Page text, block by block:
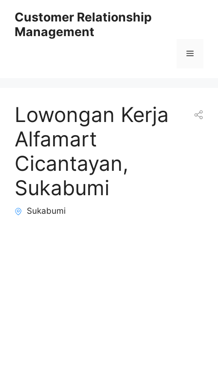
content
Customer Relationship
Management
Menu
Lowongan Kerja
Alfamart
Cicantayan,
Sukabumi
Sukabumi